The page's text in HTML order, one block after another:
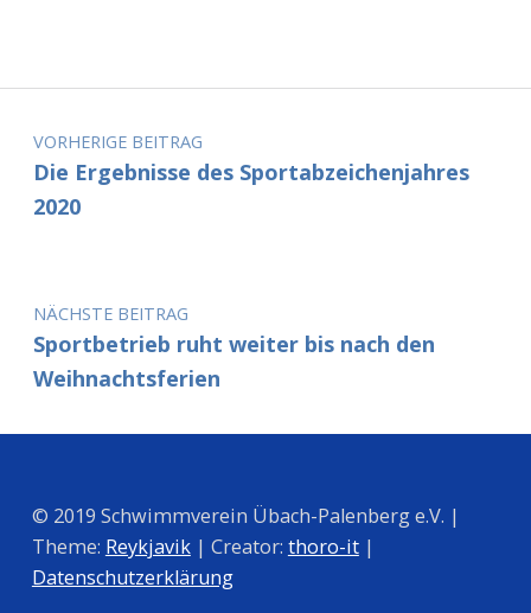
Beitragsnavigation
VORHERIGE BEITRAG
Die Ergebnisse des Sportabzeichenjahres
2020
NÄCHSTE BEITRAG
Sportbetrieb ruht weiter bis nach den
Weihnachtsferien
© 2019 Schwimmverein Übach-Palenberg e.V. |
Theme: Reykjavik| Creator: thoro-it|
Datenschutzerklärung